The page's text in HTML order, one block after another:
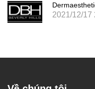
2021/12/17